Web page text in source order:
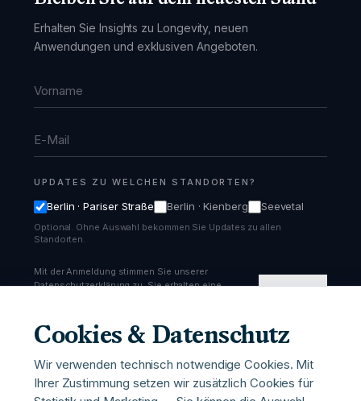
Erhalten Sie Insights zu Longevity, neuen
Anwendungen und exklusiven Angeboten.
Vorname
E-Mail
UPDATES ZU WELCHEN STANDORTEN?
Berlin · Pariser Straße Berlin · Kienberg Seevetal
Optional. Ohne Auswahl bekommen Sie Updates zu allen
Standorten.
Mit der Anmeldung stimmen Sie unserer
Datenschutzerklärung zu. Sie erhalten eine
Cookies & Datenschutz
Wir verwenden technisch notwendige Cookies. Mit
Ihrer Zustimmung setzen wir zusätzlich Cookies für